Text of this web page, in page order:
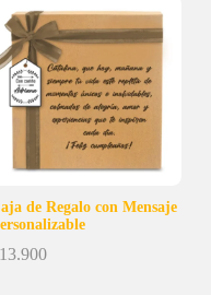
de Regalo con Mensaje